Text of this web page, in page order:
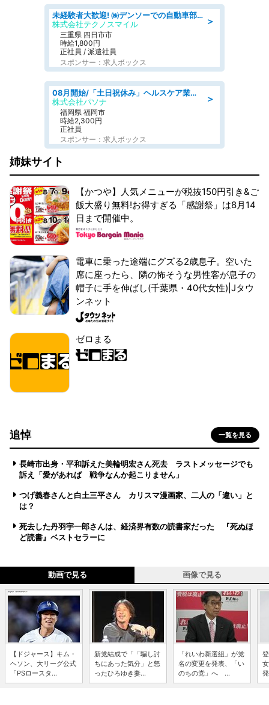
＞
未経験者大歓迎! ㈱デンソーでの自動車部品の組立作業 denso aichi
株式会社テクノスマイル
三重県 四日市市
時給1,800円
正社員 / 派遣社員
スポンサー：求人ボックス
＞
08月開始/「土日祝休み」ヘルスケア業界の産業保健師/高時給/未経験OK/要資格:保健師、正看護師
株式会社パソナ
福岡県 福岡市
時給2,300円
正社員
スポンサー：求人ボックス
姉妹サイト
【かつや】人気メニューが税抜150円引き&ご
飯大盛り無料!お得すぎる「感謝祭」は8月14
日まで開催中。
電車に乗った途端にグズる2歳息子。空いた
席に座ったら、隣の怖そうな男性客が息子の
帽子に手を伸ばし(千葉県・40代女性)|Jタウ
ンネット
ゼロまる
追悼 一覧を見る
長崎市出身・平和訴えた美輪明宏さん死去 ラストメッセージでも
訴え「愛があれば 戦争なんか起こりません」
つげ義春さんと白土三平さん カリスマ漫画家、二人の「違い」と
は？
死去した丹羽宇一郎さんは、経済界有数の読書家だった 『死ぬほ
ど読書』ベストセラーに
動画で見る 画像で見る
【ドジャース】キム・
ヘソン、大リーグ公式
「PSロースタ...
新党結成で「「騙し討
ちにあった気分」と怒
ったひろゆき妻...
「れいわ新選組」が党
名の変更を発表、「い
のちの党」へ ...